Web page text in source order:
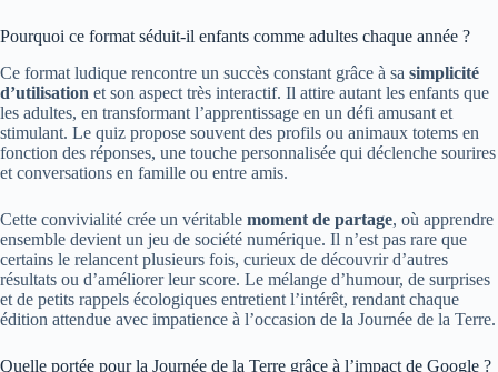
Pourquoi ce format séduit-il enfants comme adultes chaque année ?
Ce format ludique rencontre un succès constant grâce à sa simplicité
d’utilisation et son aspect très interactif. Il attire autant les enfants que
les adultes, en transformant l’apprentissage en un défi amusant et
stimulant. Le quiz propose souvent des profils ou animaux totems en
fonction des réponses, une touche personnalisée qui déclenche sourires
et conversations en famille ou entre amis.
Cette convivialité crée un véritable moment de partage, où apprendre
ensemble devient un jeu de société numérique. Il n’est pas rare que
certains le relancent plusieurs fois, curieux de découvrir d’autres
résultats ou d’améliorer leur score. Le mélange d’humour, de surprises
et de petits rappels écologiques entretient l’intérêt, rendant chaque
édition attendue avec impatience à l’occasion de la Journée de la Terre.
Quelle portée pour la Journée de la Terre grâce à l’impact de Google ?